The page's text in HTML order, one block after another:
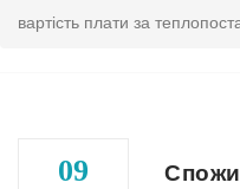
вартість плати за
09